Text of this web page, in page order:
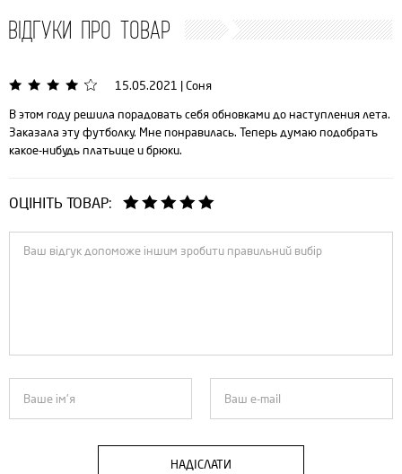
ВІДГУКИ ПРО ТОВАР
15.05.2021 Соня
В этом году решила порадовать себя обновками до наступления лета.
Заказала эту футболку. Мне понравилась. Теперь думаю подобрать
какое-нибудь платьице и брюки.
ОЦІНІТЬ ТОВАР:
НАДІСЛАТИ